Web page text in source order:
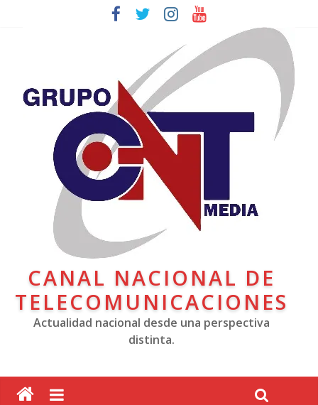
CANAL NACIONAL DE
TELECOMUNICACIONES
Actualidad nacional desde una perspectiva
distinta.